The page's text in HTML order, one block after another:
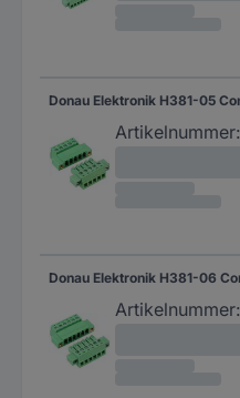
Artikelnummer:
Artikelnummer: